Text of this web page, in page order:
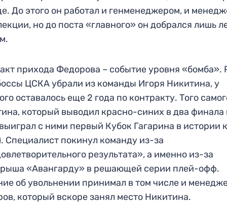
До этого он работал и генменеджером, и
но до поста «главного» он добрался лишь
прихода Федорова – событие уровня «бомба».
ЦСКА убрали из команды Игоря Никитина, у
оставалось еще 2 года по контракту. Того
который выводил красно-синих в два финала
с ними первый Кубок Гагарина в истории
Специалист покинул команду из-за
результата», а именно из-за
«Авангарду» в решающей серии плей-офф.
об увольнении принимал в том числе и
который вскоре занял место Никитина.